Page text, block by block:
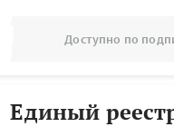
Доступно по
Единый